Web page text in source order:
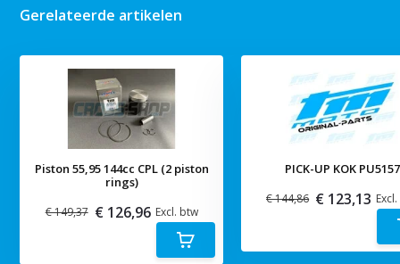
Gerelateerde artikelen
Piston 55,95 144cc CPL (2 piston
rings)
€ 149,37 € 126,96 Excl. btw
PICK-UP KOK PU5157
€ 144,86 € 123,13